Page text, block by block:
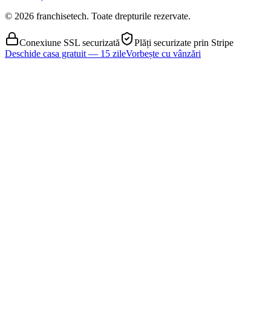
© 2026 franchisetech. Toate drepturile rezervate.
Conexiune SSL securizată
Plăți securizate prin Stripe
Deschide casa gratuit — 15 zileVorbește cu vânzări